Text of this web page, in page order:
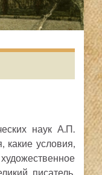
наук А.П.
какие условия,
писатель,